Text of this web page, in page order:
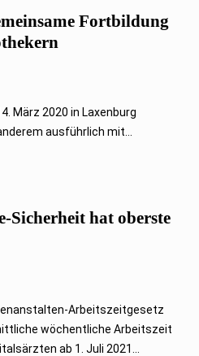
Fortbildung
März 2020 in Laxenburg
ausführlich mit...
Sicherheit hat oberste
Arbeitszeitgesetz
wöchentliche Arbeitszeit
ab 1. Juli 2021...